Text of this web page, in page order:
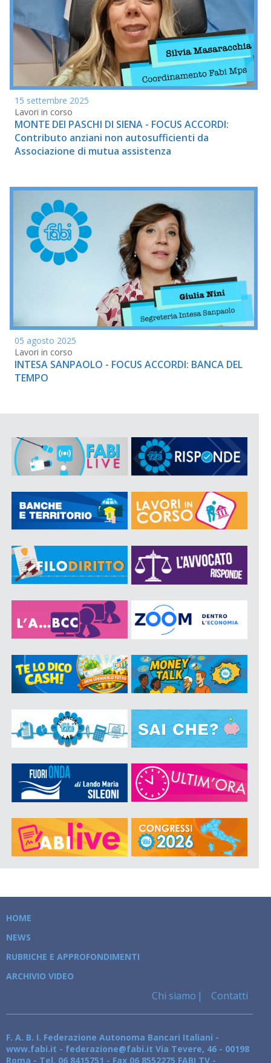
15 settembre 2025
Lavori in corso
MONTE DEI PASCHI DI SIENA - FOCUS ACCORDI:
Contributo anziani non autosufficienti da
Associazione di mutua assistenza
05 agosto 2025
Lavori in corso
INTESA SANPAOLO - FOCUS ACCORDI: BANCA DEL
TEMPO
HOME
NEWS
RUBRICHE E APPROFONDIMENTI
ARCHIVIO VIDEO
Chi siamo Contatti
F. A. B. I. Federazione Autonoma Bancari Italiani -
www.fabi.it - federazione@fabi.it Via Tevere, 46 - 00198
Roma - Tel. 06 8415751 - Fax 06 8552275 FABI TV -